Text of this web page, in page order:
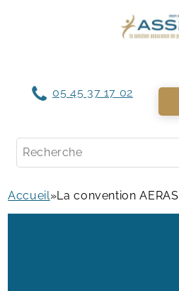
05 45 37 17 02
Accueil»La convention AERAS